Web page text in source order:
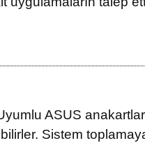
ASUS
Sistem